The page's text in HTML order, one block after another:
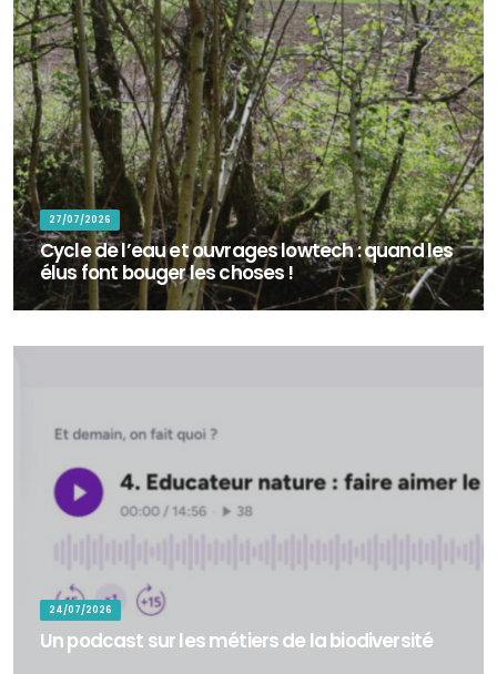
27/07/2026
Cycle de l’eau et ouvrages lowtech : quand les
élus font bouger les choses !
En octobre 2025, une centaine de bénévoles ont répondu à l’appel
d’une rivière au...
24/07/2026
Un podcast sur les métiers de la biodiversité